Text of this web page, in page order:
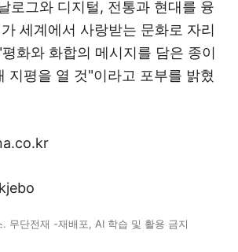
로그와 디지털, 전통과 현대를 융
세계에서 사랑받는 문화로 자리
화와 화합의 메시지를 담은 종이
지평을 열 것"이라고 포부를 밝혔
단전재 -재배포, AI 학습 및 활용 금지